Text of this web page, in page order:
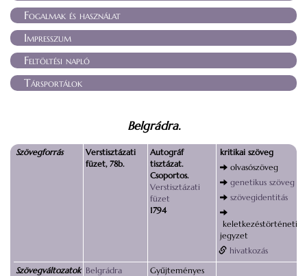
Fogalmak és használat
Impresszum
Feltöltési napló
Társportálok
Belgrádra.
Szövegforrás
Verstisztázati
füzet, 78b.
Autográf
tisztázat.
Csoportos.
Verstisztázati
füzet
1794
kritikai szöveg
olvasószöveg
genetikus szöveg
szövegidentitás
keletkezéstörténeti
jegyzet
hivatkozás
Szövegváltozatok Belgrádra
Gyűjteményes